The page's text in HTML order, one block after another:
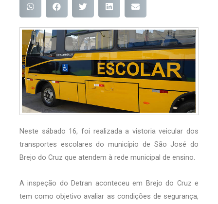
Neste sábado 16, foi realizada a vistoria veicular dos
transportes escolares do município de São José do
Brejo do Cruz que atendem à rede municipal de ensino.
A inspeção do Detran aconteceu em Brejo do Cruz e
tem como objetivo avaliar as condições de segurança,